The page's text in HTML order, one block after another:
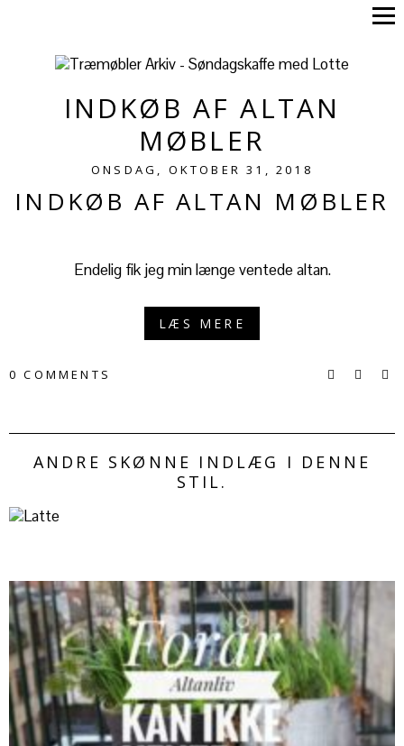
INDKØB AF ALTAN
MØBLER
ONSDAG, OKTOBER 31, 2018
INDKØB AF ALTAN MØBLER
Endelig fik jeg min længe ventede altan.
LÆS MERE
0 COMMENTS
ANDRE SKØNNE INDLÆG I DENNE
STIL.